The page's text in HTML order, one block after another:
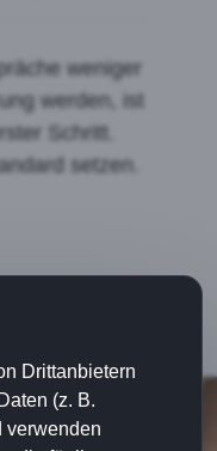
weniger
werden, ist
Schritt.
setzen.
Drittanbietern
(z. B.
verwenden